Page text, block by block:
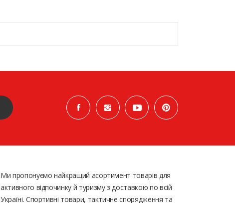
Ми пропонуємо найкращий асортимент товарів для
активного відпочинку й туризму з доставкою по всій
Україні. Спортивні товари, тактичне спорядження та